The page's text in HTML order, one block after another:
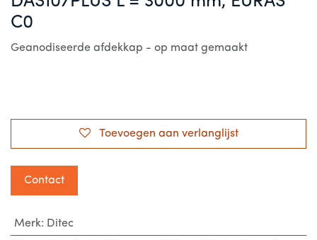
C0
Geanodiseerde afdekkap - op maat gemaakt
Toevoegen aan verlanglijst
Contact
Merk: Ditec